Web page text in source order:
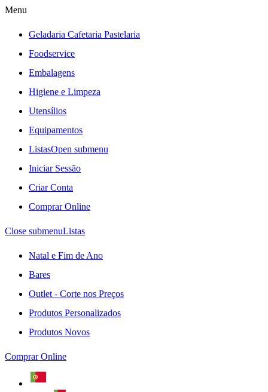
Menu
Geladaria Cafetaria Pastelaria
Foodservice
Embalagens
Higiene e Limpeza
Utensílios
Equipamentos
ListasOpen submenu
Iniciar Sessão
Criar Conta
Comprar Online
Close submenuListas
Natal e Fim de Ano
Bares
Outlet - Corte nos Preços
Produtos Personalizados
Produtos Novos
Comprar Online